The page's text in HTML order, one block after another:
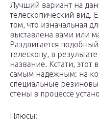
Лучший вариант на
телескопический вид.
том, что изначальная
выставлена вами или
Раздвигается
телескопу, в
название. Кстати, этот
самым надежным: на
специальные
стены в процессе
Плюсы: